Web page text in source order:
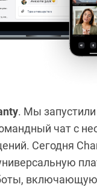
. Мы
чат с
Сегодня
включающую